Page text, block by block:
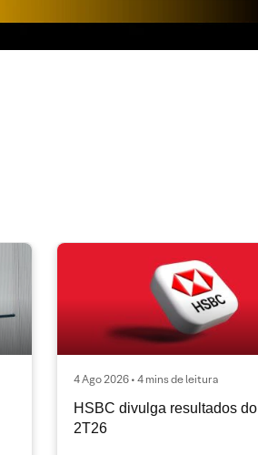
4 Ago 2026 • 4 mins de leitura
HSBC divulga resultados do
2T26